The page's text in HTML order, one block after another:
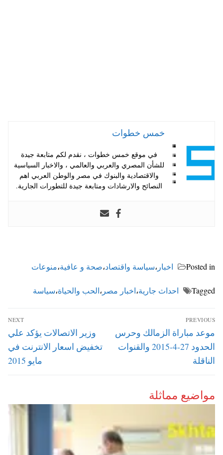
خمس خطوات
في موقع خمس خطوات ، نقدم لكم متابعة جيدة
للشأن المصري والعربي والعالمي ، والاخبار السياسية
والاقتصادية والبنوك في مصر والوطن العربي اهم
النصائح والارشادات ومتابعة جيدة للتطورات الجارية.
Posted in اخبار ،سياسة واقتصاد،صحة و عافية،منوعات
Tagged احداث جارية،اخبار مصر ،الحب والحياة،سياسة
تصفّح
المقالات
PREVIOUS
Previous
post:
موعد مباراة الزمالك وحرس
الحدود 27-4-2015 والقنوات
الناقلة
NEXT
Next
post:
وزير الاتصالات يؤكد علي
تخفيض اسعار الانترنت في
مايو 2015
مواضيع مماثلة